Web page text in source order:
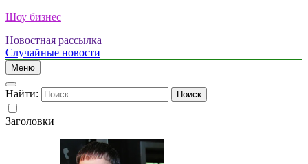
Шоу бизнес
Новостная рассылка
Случайные новости
Меню
Найти:
Заголовки